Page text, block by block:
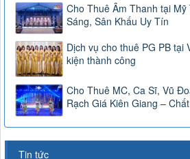
Cho Thuê Âm Thanh tại
Sáng, Sân Khấu Uy Tín
Dịch vụ cho thuê PG PB
kiện thành công
Cho Thuê MC, Ca Sĩ, Vũ
Rạch Giá Kiên Giang –
Tin tức